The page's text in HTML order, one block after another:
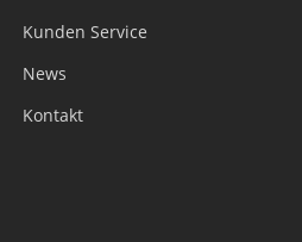
Kunden Service
News
Kontakt